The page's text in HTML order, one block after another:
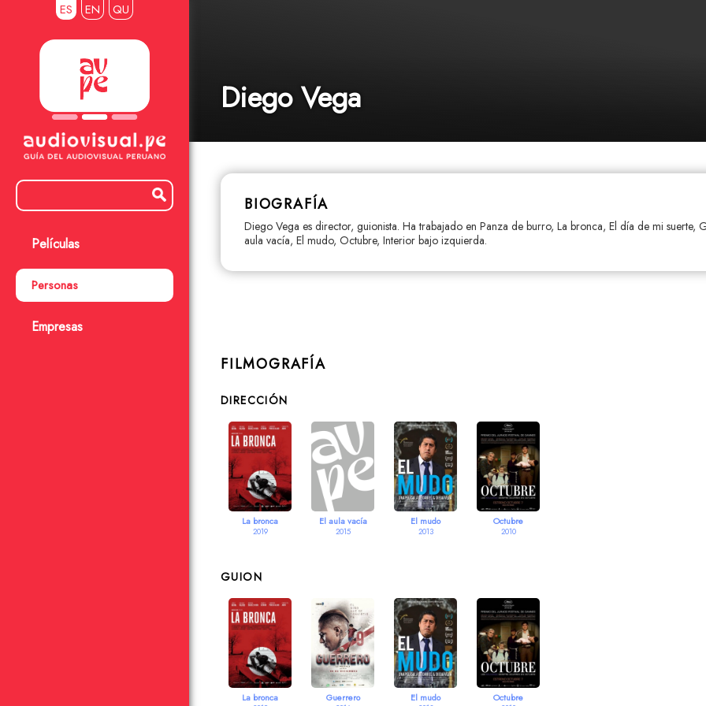
ES EN QU
Películas
Personas
Empresas
Diego Vega
BIOGRAFÍA
Diego Vega es director, guionista. Ha trabajado en Panza de burro, La bronca, El día de mi suerte,
aula vacía, El mudo, Octubre, Interior bajo izquierda.
FILMOGRAFÍA
DIRECCIÓN
La bronca
2019
El aula vacía
2015
El mudo
2013
Octubre
2010
GUION
La bronca Guerrero El mudo Octubre